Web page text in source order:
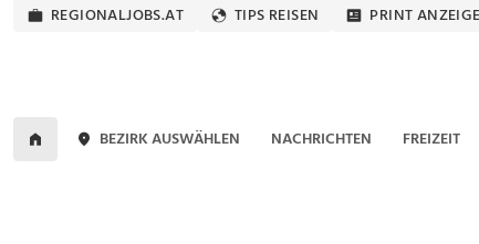
REGIONALJOBS.AT TIPS REISEN PRINT ANZEIGE
BEZIRK AUSWÄHLEN NACHRICHTEN FREIZEIT